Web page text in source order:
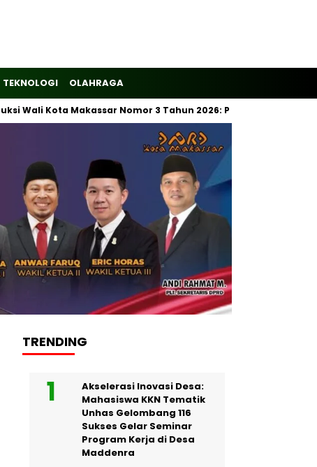
TEKNOLOGI OLAHRAGA
Makassar Nomor 3 Tahun 2026: Pemilahan Sampah Wajib
TRENDING
Akselerasi Inovasi Desa:
Mahasiswa KKN Tematik
Unhas Gelombang 116
Sukses Gelar Seminar
Program Kerja di Desa
Maddenra